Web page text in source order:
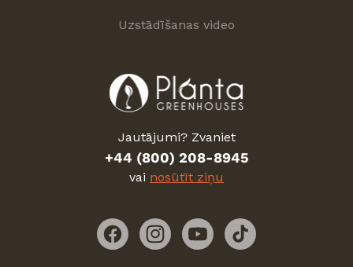
Uzstādīšanas video
Jautājumi? Zvaniet
+44 (800) 208-8945
vai nosūtīt ziņu
FacebookInstagramYouTubeTikTok